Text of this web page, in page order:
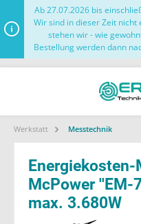
Ab 27.07.2026 bis
Wir sind in dieser Zeit
stehen wir - wie
Bestellung werden dann
Werkstatt Messtechnik
Energiekosten-
McPower ''EM-
max. 3.680W